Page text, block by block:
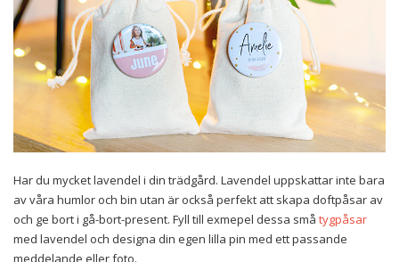
Har du mycket lavendel i din trädgård. Lavendel uppskattar inte bara
av våra humlor och bin utan är också perfekt att skapa doftpåsar av
och ge bort i gå-bort-present. Fyll till exmepel dessa små tygpåsar
med lavendel och designa din egen lilla pin med ett passande
meddelande eller foto.